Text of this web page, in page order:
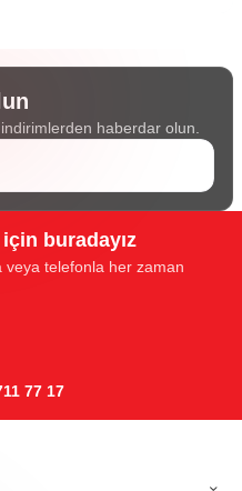
haberdar olun.
buradayız
veya telefonla her zaman
77 17